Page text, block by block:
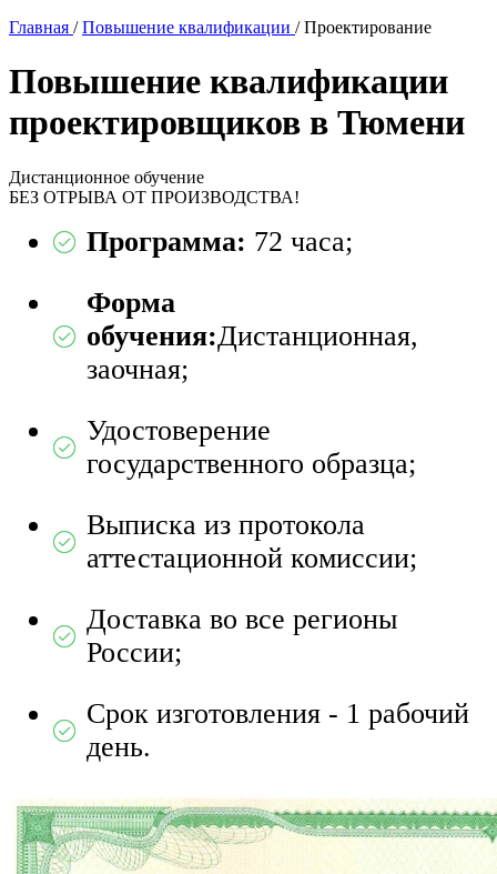
Главная /Повышение квалификации /Проектирование
Повышение квалификации
проектировщиков в Тюмени
Дистанционное обучение
БЕЗ ОТРЫВА ОТ ПРОИЗВОДСТВА!
Программа: 72 часа;
Форма
обучения:Дистанционная,
заочная;
Удостоверение
государственного образца;
Выписка из протокола
аттестационной комиссии;
Доставка во все регионы
России;
Срок изготовления - 1 рабочий
день.